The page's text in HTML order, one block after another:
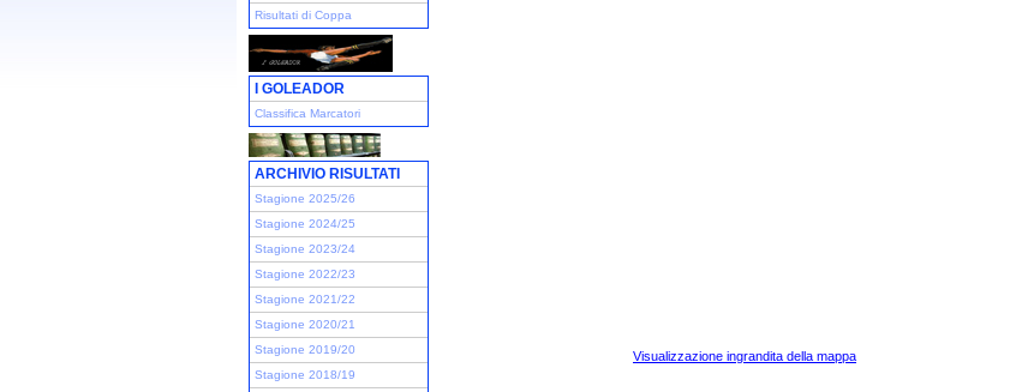
Risultati di Coppa
I GOLEADOR
Classifica Marcatori
ARCHIVIO RISULTATI
Stagione 2025/26
Stagione 2024/25
Stagione 2023/24
Stagione 2022/23
Stagione 2021/22
Stagione 2020/21
Stagione 2019/20
Stagione 2018/19
Visualizzazione ingrandita della mappa